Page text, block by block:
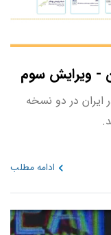
- ویرایش سوم
در دو نسخه
ادامه مطلب